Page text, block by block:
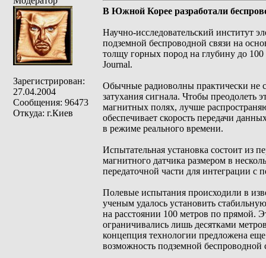
Зарегистрирован:
27.04.2004
Сообщения: 96473
Откуда: г.Киев
В Южной Корее разработали
Научно-исследовательский институт
подземной беспроводной связи на
толщу горных пород на глубину до
Journal.
Обычные радиоволны практически не
затухания сигнала. Чтобы преодолеть
магнитных полях, лучше
обеспечивает скорость передачи
в режиме реального времени.
Испытательная установка состоит из
магнитного датчика размером в
передаточной части для интеграции с
Полевые испытания происходили в
ученым удалось установить
на расстоянии 100 метров по прямой.
ограничивались лишь десятками
концепция технологии предложена
возможность подземной беспроводной